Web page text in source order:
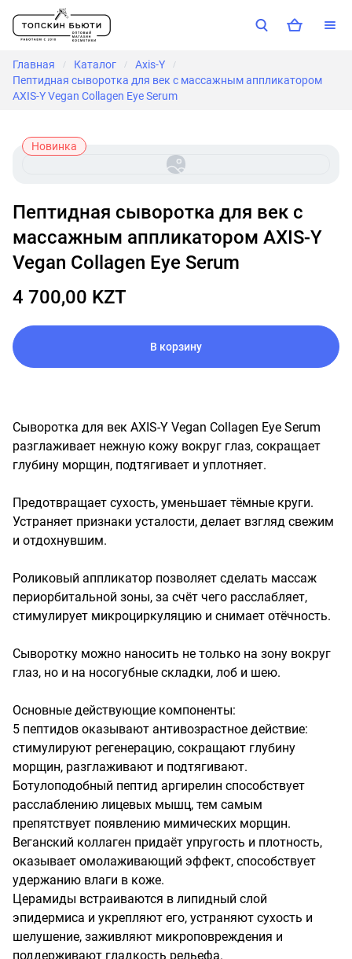
Главная / Каталог / Axis-Y /
Пептидная сыворотка для век с массажным аппликатором
AXIS-Y Vegan Collagen Eye Serum
Новинка
Пептидная сыворотка для век с
массажным аппликатором AXIS-Y
Vegan Collagen Eye Serum
4 700,00 KZT
В корзину
Сыворотка для век AXIS-Y Vegan Collagen Eye Serum
разглаживает нежную кожу вокруг глаз, сокращает
глубину морщин, подтягивает и уплотняет.
Предотвращает сухость, уменьшает тёмные круги.
Устраняет признаки усталости, делает взгляд свежим
и отдохнувшим.
Роликовый аппликатор позволяет сделать массаж
периорбитальной зоны, за счёт чего расслабляет,
стимулирует микроциркуляцию и снимает отёчность.
Сыворотку можно наносить не только на зону вокруг
глаз, но и на носогубные складки, лоб и шею.
Основные действующие компоненты:
5 пептидов оказывают антивозрастное действие:
стимулируют регенерацию, сокращают глубину
морщин, разглаживают и подтягивают.
Ботулоподобный пептид аргирелин способствует
расслаблению лицевых мышц, тем самым
препятствует появлению мимических морщин.
Веганский коллаген придаёт упругость и плотность,
оказывает омолаживающий эффект, способствует
удержанию влаги в коже.
Церамиды встраиваются в липидный слой
эпидермиса и укрепляют его, устраняют сухость и
шелушение, заживляют микроповреждения и
поддерживают гладкость рельефа.